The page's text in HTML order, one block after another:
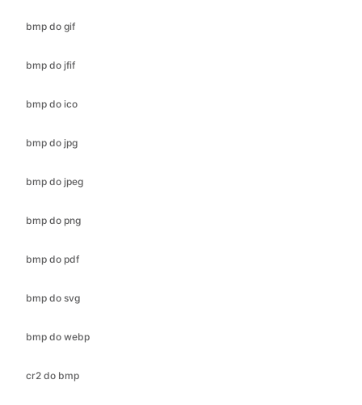
bmp do ico
bmp do jpg
bmp do jpeg
bmp do png
bmp do pdf
bmp do svg
bmp do webp
cr2 do bmp
cr2 do jfif
cr2 do ico